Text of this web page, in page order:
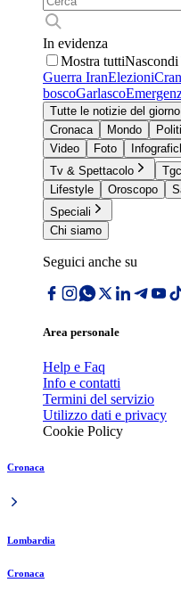
In evidenza
Mostra tuttiNascondi
Guerra IranElezioni
boscoGarlasco
Tutte le notizie del giorno
Cronaca
Mondo
Video
Foto
Tv & Spettacolo
Lifestyle
Oroscopo
Speciali
Chi siamo
Seguici anche su
Area personale
Help e Faq
Info e contatti
Termini del servizio
Utilizzo dati e privacy
Cookie Policy
Cronaca
Lombardia
Cronaca